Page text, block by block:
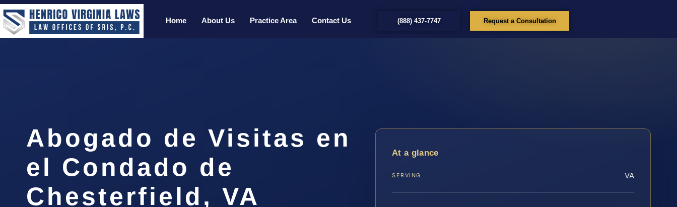
Home About Us Practice Area Contact Us (888) 437-7747 Request a Consultation
Abogado de Visitas en
el Condado de
Chesterfield, VA
At a glance
SERVING VA